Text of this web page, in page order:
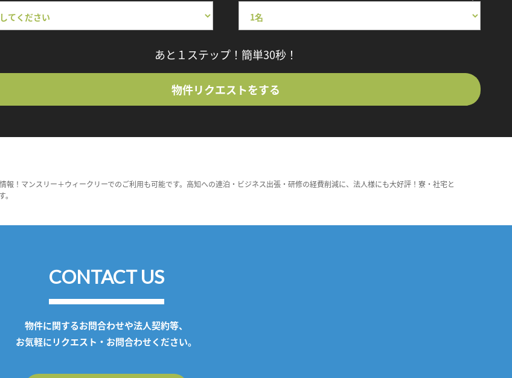
あと１ステップ！簡単30秒！
物件リクエストをする
！マンスリー＋ウィークリーでのご利用も可能です。高知への連泊・ビジネス出張・研修の経費削減に、法人様にも大好評！寮・社宅と
CONTACT US
物件に関するお問合わせや法人契約等、
お気軽にリクエスト・お問合わせください。